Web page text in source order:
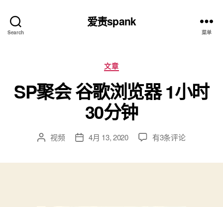
Search
爱责spank
菜单
分
类
文章
SP聚会 谷歌浏览器 1小时
30分钟
文 视频
发 4月 13, 2020
SP
有3条评论